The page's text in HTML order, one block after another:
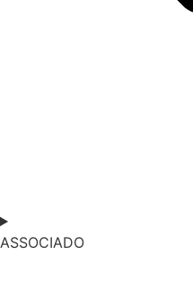
ASSOCIADO